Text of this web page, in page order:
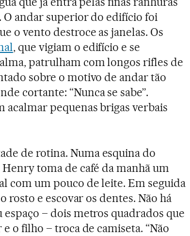
O andar superior do edifício foi
o vento destroce as janelas. Os
, que vigiam o edifício e se
patrulham com longos rifles de
sobre o motivo de andar tão
cortante: “Nunca se sabe”.
acalmar pequenas brigas verbais
de rotina. Numa esquina do
toma de café da manhã um
com um pouco de leite. Em seguida
rosto e escovar os dentes. Não há
– dois metros quadrados que
o filho – troca de camiseta. “Não